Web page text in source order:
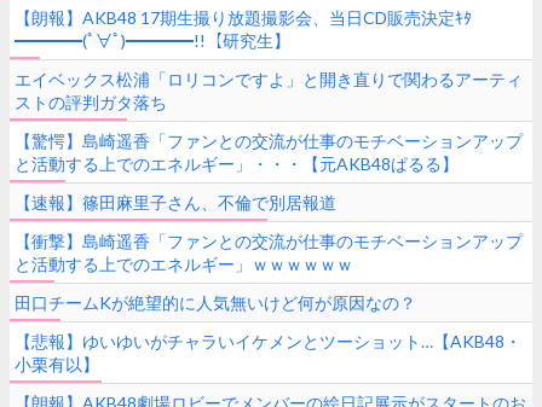
【朗報】AKB48 17期生撮り放題撮影会、当日CD販売決定ｷﾀ
━━━━(ﾟ∀ﾟ)━━━━!!【研究生】
エイベックス松浦「ロリコンですよ」と開き直りで関わるアーティ
ストの評判ガタ落ち
【驚愕】島崎遥香「ファンとの交流が仕事のモチベーションアップ
と活動する上でのエネルギー」・・・【元AKB48ぱるる】
【速報】篠田麻里子さん、不倫で別居報道
【衝撃】島崎遥香「ファンとの交流が仕事のモチベーションアップ
と活動する上でのエネルギー」ｗｗｗｗｗｗ
田口チームKが絶望的に人気無いけど何が原因なの？
【悲報】ゆいゆいがチャラいイケメンとツーショット…【AKB48・
小栗有以】
【朗報】AKB48劇場ロビーでメンバーの絵日記展示がスタートのお